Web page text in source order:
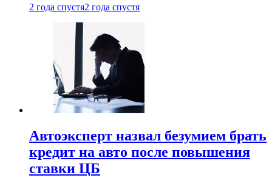
2 года спустя2 года спустя
Автоэксперт назвал безумием брать
кредит на авто после повышения
ставки ЦБ